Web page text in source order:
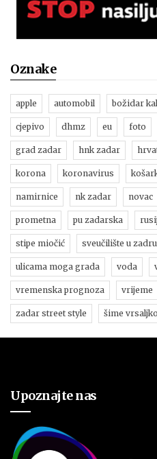
Oznake
apple automobil božidar
cjepivo dhmz eu foto
grad zadar hnk zadar
korona koronavirus
namirnice nk zadar novac
prometna pu zadarska
stipe miočić sveučilište u zadru
ulicama moga grada voda
vremenska prognoza vrijeme
zadar street style šime vrsaljko
Upoznajte nas